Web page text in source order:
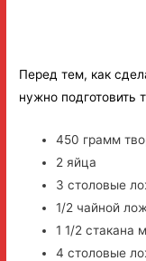
Перед тем, как
нужно подготовить
450 грамм
2 яйца
3 столовые
1/2 чайной
1 1/2 стакана
4 столовые